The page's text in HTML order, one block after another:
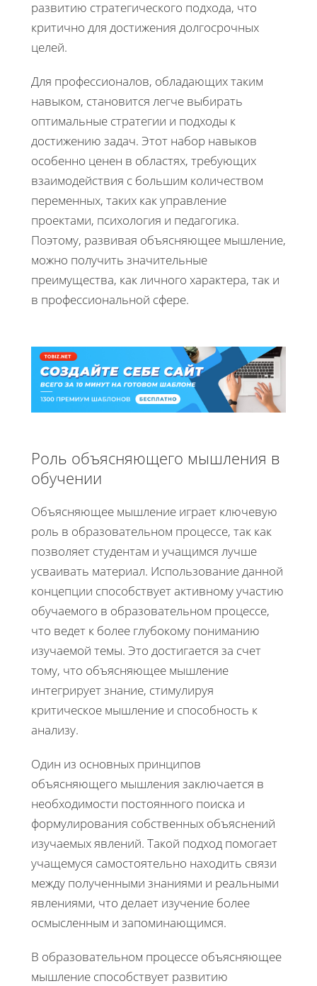
развитию стратегического подхода, что
критично для достижения долгосрочных
целей.
Для профессионалов, обладающих таким
навыком, становится легче выбирать
оптимальные стратегии и подходы к
достижению задач. Этот набор навыков
особенно ценен в областях, требующих
взаимодействия с большим количеством
переменных, таких как управление
проектами, психология и педагогика.
Поэтому, развивая объясняющее мышление,
можно получить значительные
преимущества, как личного характера, так и
в профессиональной сфере.
Роль объясняющего мышления в
обучении
Объясняющее мышление играет ключевую
роль в образовательном процессе, так как
позволяет студентам и учащимся лучше
усваивать материал. Использование данной
концепции способствует активному участию
обучаемого в образовательном процессе,
что ведет к более глубокому пониманию
изучаемой темы. Это достигается за счет
тому, что объясняющее мышление
интегрирует знание, стимулируя
критическое мышление и способность к
анализу.
Один из основных принципов
объясняющего мышления заключается в
необходимости постоянного поиска и
формулирования собственных объяснений
изучаемых явлений. Такой подход помогает
учащемуся самостоятельно находить связи
между полученными знаниями и реальными
явлениями, что делает изучение более
осмысленным и запоминающимся.
В образовательном процессе объясняющее
мышление способствует развитию